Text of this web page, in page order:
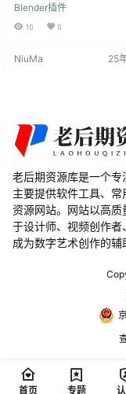
V2.0.0+预设包
灯广告牌而设计。该插件提
套独特且多样化的工具，能
区还是数字平台，都能轻
设计需求。 高兼容性：支
Blender插件
10 0
NiuMa 25
老后期资源库是一个专
主要提供软件工具、
资源网站。网站以高
于设计师、视频创作
成为数字艺术创作的辅
首页 专题